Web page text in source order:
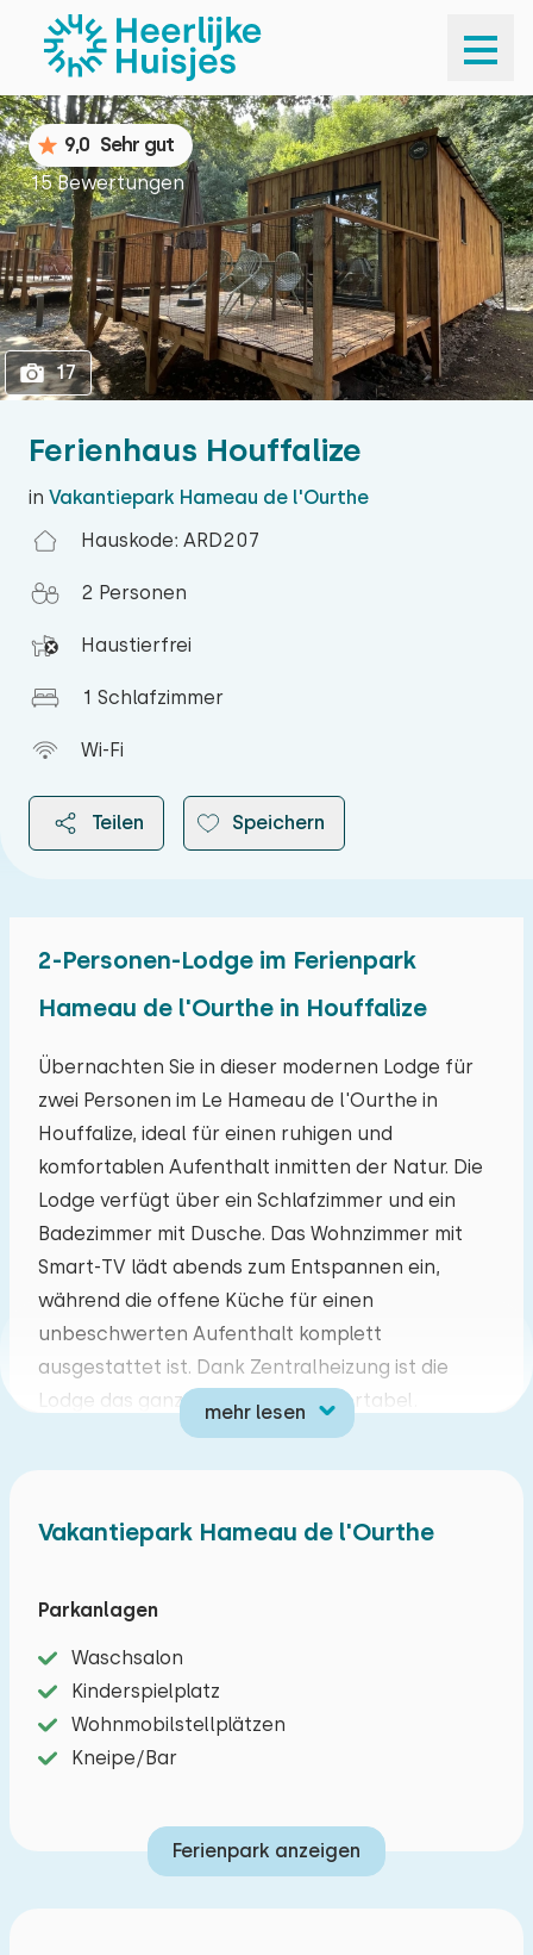
1
Ferienhaus Houffalize
in Vakantiepark Hameau de l'Ourthe
Hauskode: ARD207
2 Personen
Haustierfrei
1 Schlafzimmer
Wi-Fi
Teilen Speichern
9,0 Sehr gut
15 Bewertungen
17
2-Personen-Lodge im Ferienpark
Hameau de l'Ourthe in Houffalize
Übernachten Sie in dieser modernen Lodge für
zwei Personen im Le Hameau de l'Ourthe in
Houffalize, ideal für einen ruhigen und
komfortablen Aufenthalt inmitten der Natur. Die
Lodge verfügt über ein Schlafzimmer und ein
Badezimmer mit Dusche. Das Wohnzimmer mit
Smart-TV lädt abends zum Entspannen ein,
während die offene Küche für einen
unbeschwerten Aufenthalt komplett
ausgestattet ist. Dank Zentralheizung ist die
Lodge das ganze Jahr über komfortabel.
Draußen können Sie die grüne Umgebung und
die frische Ardennenluft genießen. Parkplätze
verschiedene Einrichtungen, darunter
Restaurant mit Bar und einen Spielplatz. Es gibt
abschließbaren Fahrradschuppen und eine
Ladestation für Elektroautos. Die Lage an der
Ourthe macht sie zum perfekten Ort für
Naturliebhaber, Wanderer und Radfahrer. Das
mehr lesen
August 2026
Mo Di Mi Do Fr Sa
27 28 29 30 31 01 02
03 04 05 06 07 08 09
10 11 12 13 14
17 18 19 20 21 22 23
Vakantiepark Hameau de l'Ourthe
Parkanlagen
Waschsalon
Kinderspielplatz
Wohnmobilstellplätzen
Kneipe/Bar
Ferienpark anzeigen